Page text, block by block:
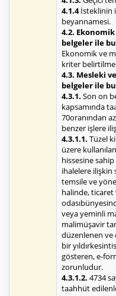
4.1.4İsteklinin
beyannamesi.
4.2.
belgeler ile
Ekonomik ve
kriter
4.3. Mesleki
belgeler ile
4.3.1. Son on
kapsamında
70oranından
benzer işlere
4.3.1.1. Tüzel
üzere
hissesine sahip
ihalelere
temsile ve
halinde, ticaret
veya yeminli
malimüşavir
düzenlenen
bir
gösteren, e-
zorunludur.
4.3.1.2. 4734
taahhüt